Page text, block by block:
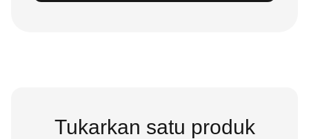
Tukarkan satu produk